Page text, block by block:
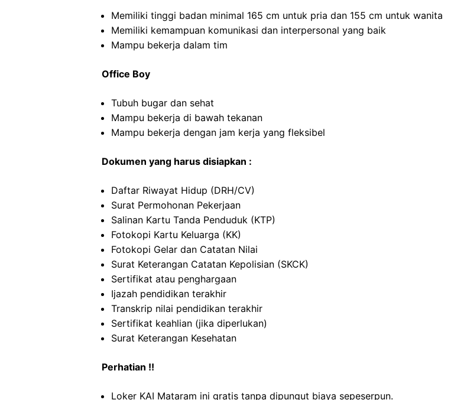
Memiliki tinggi badan minimal 165 cm untuk pria dan 155 cm untuk wanita
Memiliki kemampuan komunikasi dan interpersonal yang baik
Mampu bekerja dalam tim
Office Boy
Tubuh bugar dan sehat
Mampu bekerja di bawah tekanan
Mampu bekerja dengan jam kerja yang fleksibel
Dokumen yang harus disiapkan :
Daftar Riwayat Hidup (DRH/CV)
Surat Permohonan Pekerjaan
Salinan Kartu Tanda Penduduk (KTP)
Fotokopi Kartu Keluarga (KK)
Fotokopi Gelar dan Catatan Nilai
Surat Keterangan Catatan Kepolisian (SKCK)
Sertifikat atau penghargaan
Ijazah pendidikan terakhir
Transkrip nilai pendidikan terakhir
Sertifikat keahlian (jika diperlukan)
Surat Keterangan Kesehatan
Perhatian !!
Loker KAI Mataram ini gratis tanpa dipungut biaya sepeserpun.